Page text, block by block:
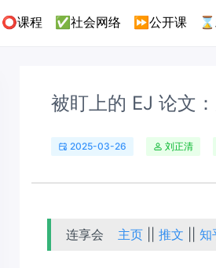
⭕课程 ✅社会网络 ⏩公开课
被盯上的 EJ 论文
2025-03-26 刘正清
连享会 主页 ||推文 ||知